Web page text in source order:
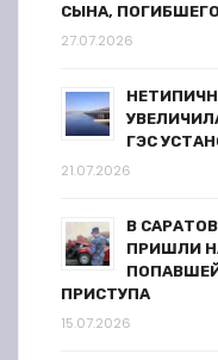
СЫНА,
27.07.2026
ГЭС
21.07.2026
В
ПРИШЛИ
ПРИСТУПА
15.07.2026